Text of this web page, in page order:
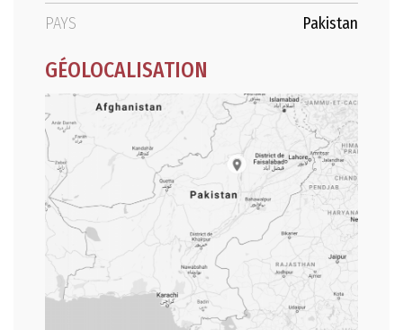
PAYS Pakistan
GÉOLOCALISATION